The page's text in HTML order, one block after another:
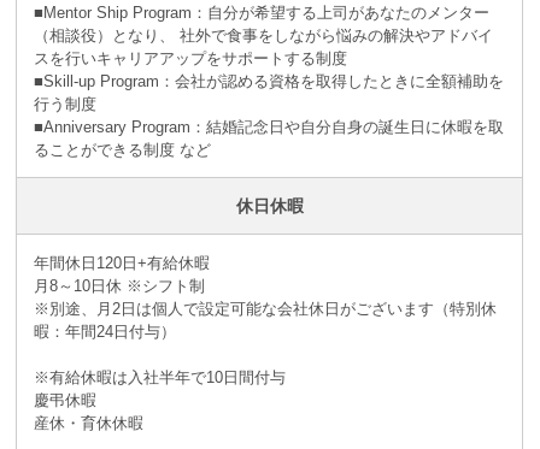
■Mentor Ship Program：自分が希望する上司があなたのメンター
（相談役）となり、 社外で食事をしながら悩みの解決やアドバイ
スを行いキャリアアップをサポートする制度
■Skill-up Program：会社が認める資格を取得したときに全額補助を
行う制度
■Anniversary Program：結婚記念日や自分自身の誕生日に休暇を取
ることができる制度 など
休日休暇
年間休日120日+有給休暇
月8～10日休 ※シフト制
※別途、月2日は個人で設定可能な会社休日がございます（特別休
暇：年間24日付与）
※有給休暇は入社半年で10日間付与
慶弔休暇
産休・育休休暇